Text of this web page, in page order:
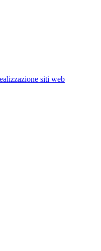
siti web